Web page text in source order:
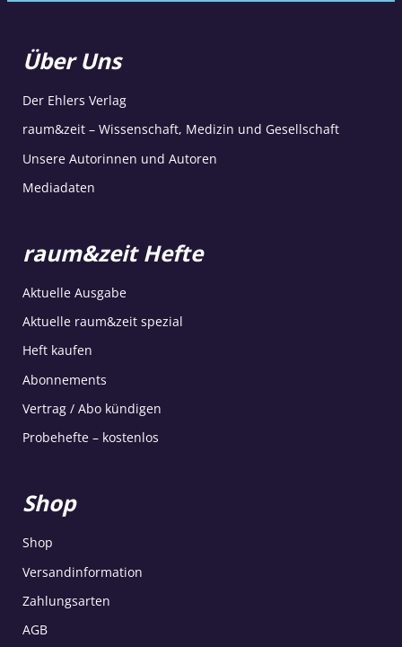
Über Uns
Der Ehlers Verlag
raum&zeit – Wissenschaft, Medizin und Gesellschaft
Unsere Autorinnen und Autoren
Mediadaten
raum&zeit Hefte
Aktuelle Ausgabe
Aktuelle raum&zeit spezial
Heft kaufen
Abonnements
Vertrag / Abo kündigen
Probehefte – kostenlos
Shop
Shop
Versandinformation
Zahlungsarten
AGB